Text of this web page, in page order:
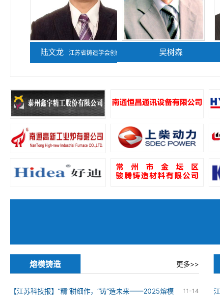
陆文龙 江苏省铸造学会创始人
熊守美 吴树森
熔模铸造 更多>>
11-14
【江苏科技报】“精”耕细作，“铸”造未来——2025熔模